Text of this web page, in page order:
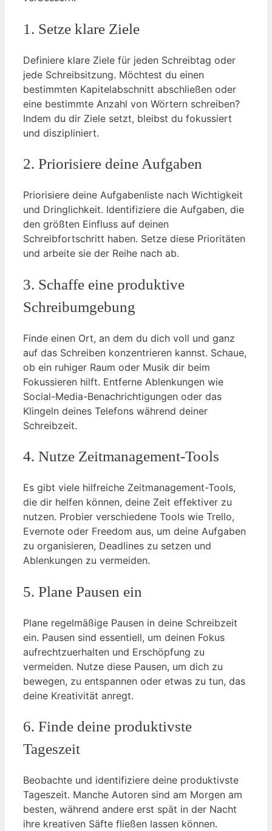
1. Setze klare Ziele
Definiere klare Ziele für jeden Schreibtag oder
jede Schreibsitzung. Möchtest du einen
bestimmten Kapitelabschnitt abschließen oder
eine bestimmte Anzahl von Wörtern schreiben?
Indem du dir Ziele setzt, bleibst du fokussiert
und diszipliniert.
2. Priorisiere deine Aufgaben
Priorisiere deine Aufgabenliste nach Wichtigkeit
und Dringlichkeit. Identifiziere die Aufgaben, die
den größten Einfluss auf deinen
Schreibfortschritt haben. Setze diese Prioritäten
und arbeite sie der Reihe nach ab.
3. Schaffe eine produktive
Schreibumgebung
Finde einen Ort, an dem du dich voll und ganz
auf das Schreiben konzentrieren kannst. Schaue,
ob ein ruhiger Raum oder Musik dir beim
Fokussieren hilft. Entferne Ablenkungen wie
Social-Media-Benachrichtigungen oder das
Klingeln deines Telefons während deiner
Schreibzeit.
4. Nutze Zeitmanagement-Tools
Es gibt viele hilfreiche Zeitmanagement-Tools,
die dir helfen können, deine Zeit effektiver zu
nutzen. Probier verschiedene Tools wie Trello,
Evernote oder Freedom aus, um deine Aufgaben
zu organisieren, Deadlines zu setzen und
Ablenkungen zu vermeiden.
5. Plane Pausen ein
Plane regelmäßige Pausen in deine Schreibzeit
ein. Pausen sind essentiell, um deinen Fokus
aufrechtzuerhalten und Erschöpfung zu
vermeiden. Nutze diese Pausen, um dich zu
bewegen, zu entspannen oder etwas zu tun, das
deine Kreativität anregt.
6. Finde deine produktivste
Tageszeit
Beobachte und identifiziere deine produktivste
Tageszeit. Manche Autoren sind am Morgen am
besten, während andere erst spät in der Nacht
ihre kreativen Säfte fließen lassen können.